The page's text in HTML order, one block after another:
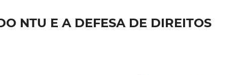
NTU E A DEFESA DE DIREITOS